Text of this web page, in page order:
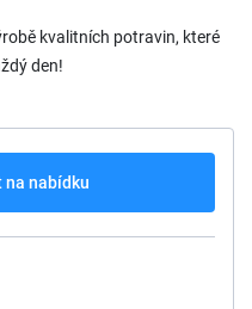
kvalitních potravin, které
den!
na nabídku